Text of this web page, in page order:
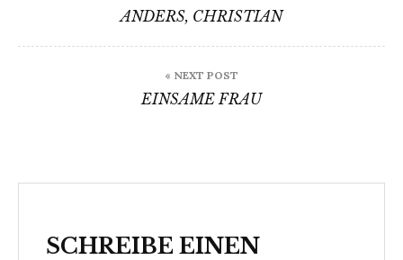
ANDERS, CHRISTIAN
« NEXT POST
EINSAME FRAU
SCHREIBE EINEN